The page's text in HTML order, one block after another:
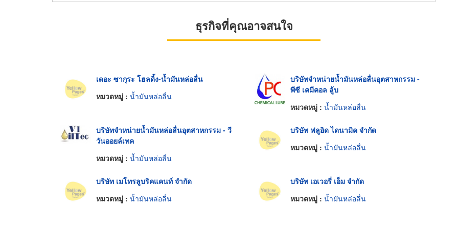
ธุรกิจที่คุณอาจสนใจ
เดอะ ซากุระ โฮลดิ้ง-น้ำมันหล่อลื่น
หมวดหมู่ : น้ำมันหล่อลื่น
บริษัทจำหน่ายน้ำมันหล่อลื่นอุตสาหกรรม -
พีซี เคมีคอล ลู้บ
หมวดหมู่ : น้ำมันหล่อลื่น
บริษัทจำหน่ายน้ำมันหล่อลื่นอุตสาหกรรม - วี
วันออยล์เทค
หมวดหมู่ : น้ำมันหล่อลื่น
บริษัท ฟลูอิด ไดนามิค จำกัด
หมวดหมู่ : น้ำมันหล่อลื่น
บริษัท เมโทรลูบริคแคนท์ จำกัด
หมวดหมู่ : น้ำมันหล่อลื่น
บริษัท เอเวอรี่ เอ็ม จำกัด
หมวดหมู่ : น้ำมันหล่อลื่น